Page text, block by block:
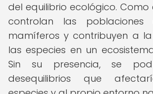
del equilibrio ecológico.
controlan las poblaciones
mamíferos y contribuyen a
las especies en un
Sin su presencia, se
desequilibrios que